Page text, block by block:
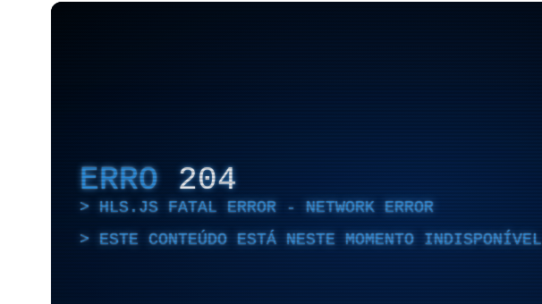
ERRO 204
HLS.JS FATAL ERROR - NETWORK ERROR
ESTE CONTEÚDO ESTÁ NESTE MOMENTO INDISPONÍVEL